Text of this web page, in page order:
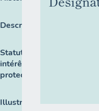
Description
Statut,
intérêt et
protection
Illustrations